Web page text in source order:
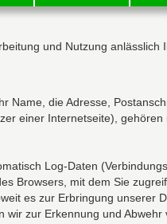
und Nutzung anlässlich
Name, die Adresse,
einer Internetseite), gehören
Log-Daten
Browsers, mit dem Sie
es zur Erbringung unserer
zur Erkennung und Abwehr